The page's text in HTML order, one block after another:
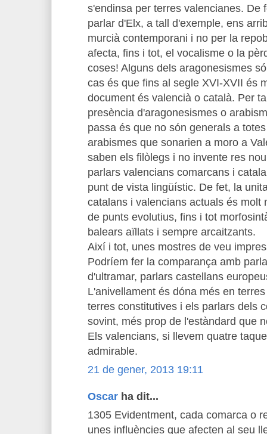
s'endinsa per terres valencianes. De
parlar d'Elx, a tall d'exemple, ens
murcià contemporani i no per la
afecta, fins i tot, el vocalisme o la
coses! Alguns dels aragonesismes
cas és que fins al segle XVI-XVII és
document és valencià o català. Per
presència d'aragonesismes o
passa és que no són generals a
arabismes que sonarien a moro a
saben els filòlegs i no invente res
parlars valencians comarcans i
punt de vista lingüístic. De fet, la
catalans i valencians actuals és molt
de punts evolutius, fins i tot
balears aïllats i sempre arcaitzants.
Així i tot, unes mostres de veu
Podríem fer la comparança amb
d'ultramar, parlars castellans
L'anivellament és dóna més en
terres constitutives i els parlars dels
sovint, més prop de l'estàndard que
Els valencians, si llevem quatre
admirable.
21 de gener, 2013 19:11
Oscar ha dit...
1305 Evidentment, cada comarca o
unes influències que afecten al seu